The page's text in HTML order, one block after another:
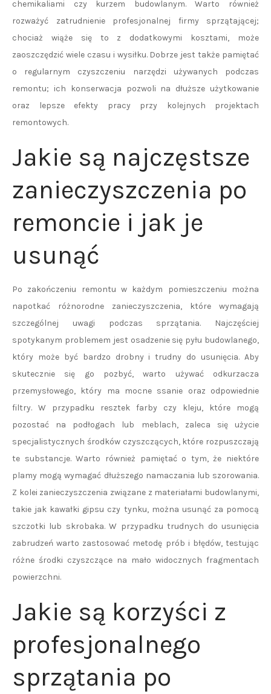
chemikaliami czy kurzem budowlanym. Warto również
rozważyć zatrudnienie profesjonalnej firmy sprzątającej;
chociaż wiąże się to z dodatkowymi kosztami, może
zaoszczędzić wiele czasu i wysiłku. Dobrze jest także pamiętać
o regularnym czyszczeniu narzędzi używanych podczas
remontu; ich konserwacja pozwoli na dłuższe użytkowanie
oraz lepsze efekty pracy przy kolejnych projektach
remontowych.
Jakie są najczęstsze
zanieczyszczenia po
remoncie i jak je
usunąć
Po zakończeniu remontu w każdym pomieszczeniu można
napotkać różnorodne zanieczyszczenia, które wymagają
szczególnej uwagi podczas sprzątania. Najczęściej
spotykanym problemem jest osadzenie się pyłu budowlanego,
który może być bardzo drobny i trudny do usunięcia. Aby
skutecznie się go pozbyć, warto używać odkurzacza
przemysłowego, który ma mocne ssanie oraz odpowiednie
filtry. W przypadku resztek farby czy kleju, które mogą
pozostać na podłogach lub meblach, zaleca się użycie
specjalistycznych środków czyszczących, które rozpuszczają
te substancje. Warto również pamiętać o tym, że niektóre
plamy mogą wymagać dłuższego namaczania lub szorowania.
Z kolei zanieczyszczenia związane z materiałami budowlanymi,
takie jak kawałki gipsu czy tynku, można usunąć za pomocą
szczotki lub skrobaka. W przypadku trudnych do usunięcia
zabrudzeń warto zastosować metodę prób i błędów, testując
różne środki czyszczące na mało widocznych fragmentach
powierzchni.
Jakie są korzyści z
profesjonalnego
sprzątania po